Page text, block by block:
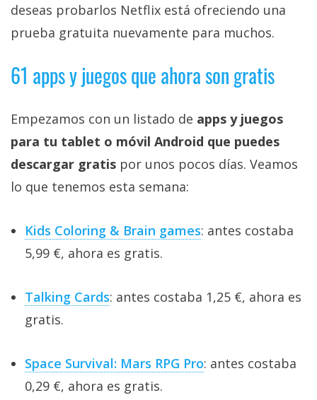
deseas probarlos Netflix está ofreciendo una
prueba gratuita nuevamente para muchos.
61 apps y juegos que ahora son gratis
Empezamos con un listado de apps y juegos
para tu tablet o móvil Android que puedes
descargar gratis por unos pocos días. Veamos
lo que tenemos esta semana:
Kids Coloring & Brain games: antes costaba
5,99 €, ahora es gratis.
Talking Cards: antes costaba 1,25 €, ahora es
gratis.
Space Survival: Mars RPG Pro: antes costaba
0,29 €, ahora es gratis.